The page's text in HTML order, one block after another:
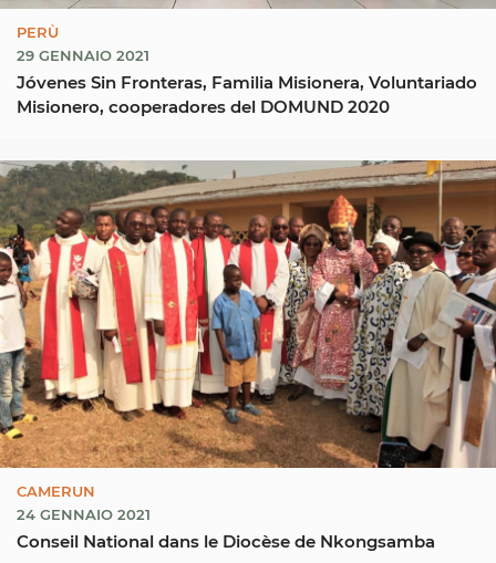
PERÙ
29 GENNAIO 2021
Jóvenes Sin Fronteras, Familia Misionera, Voluntariado
Misionero, cooperadores del DOMUND 2020
CAMERUN
24 GENNAIO 2021
Conseil National dans le Diocèse de Nkongsamba